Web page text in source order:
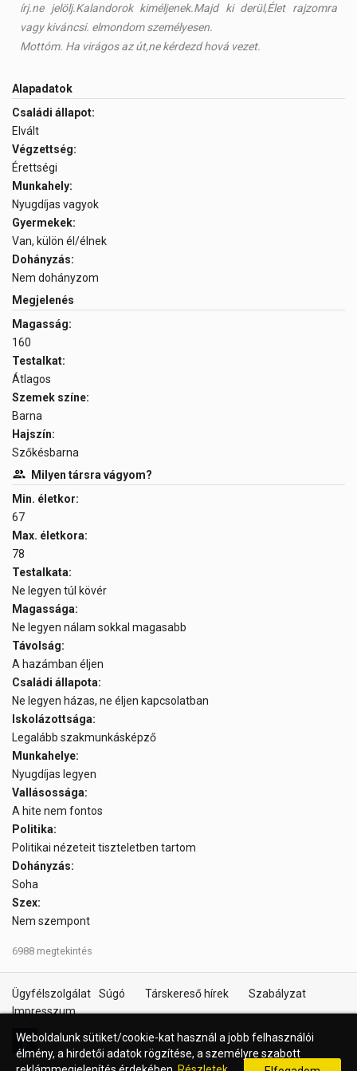
írj.ne jelölj.Kalandorok kiméljenek.Majd ki derül,Élet rajzomra
vagy kiváncsi. elmondom személyesen.
Mottóm. Ha virágos az út,ne kérdezd hová vezet.
Alapadatok
Családi állapot:
Elvált
Végzettség:
Érettségi
Munkahely:
Nyugdíjas vagyok
Gyermekek:
Van, külön él/élnek
Dohányzás:
Nem dohányzom
Megjelenés
Magasság:
160
Testalkat:
Átlagos
Szemek színe:
Barna
Hajszín:
Szőkésbarna
Milyen társra vágyom?
Min. életkor:
67
Max. életkora:
78
Testalkata:
Ne legyen túl kövér
Magassága:
Ne legyen nálam sokkal magasabb
Távolság:
A hazámban éljen
Családi állapota:
Ne legyen házas, ne éljen kapcsolatban
Iskolázottsága:
Legalább szakmunkásképző
Munkahelye:
Nyugdíjas legyen
Vallásossága:
A hite nem fontos
Politika:
Politikai nézeteit tiszteletben tartom
Dohányzás:
Soha
Szex:
Nem szempont
6988 megtekintés
Ügyfélszolgálat Súgó Társkereső hírek
Szabályzat
Impresszum
Weboldalunk sütiket/cookie-kat használ a jobb felhasználói
élmény, a hirdetői adatok rögzítése, a személyre szabott